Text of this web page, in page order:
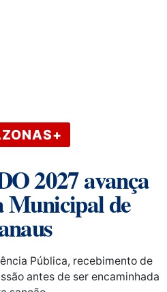
2027 avança
Municipal de
Pública, recebimento de
antes de ser encaminhada